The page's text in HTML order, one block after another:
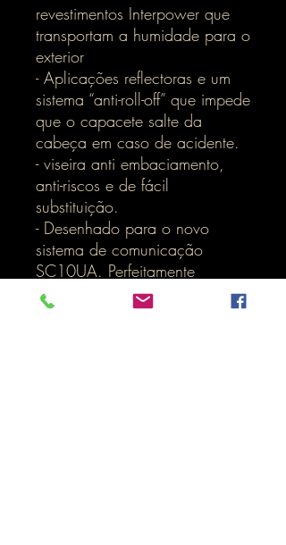
revestimentos Interpower que
transportam a humidade para o
exterior
- Aplicações reflectoras e um
sistema “anti-roll-off” que impede
que o capacete salte da
cabeça em caso de acidente.
- viseira anti embaciamento,
anti-riscos e de fácil
substituição.
- Desenhado para o novo
sistema de comunicação
SC10UA. Perfeitamente
integrado ao capacete.